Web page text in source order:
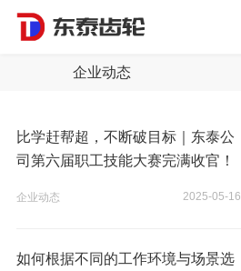
企业动态
比学赶帮超，不断破目标｜东泰公
司第六届职工技能大赛完满收官！
2025-05-16
企业动态
如何根据不同的工作环境与场景选